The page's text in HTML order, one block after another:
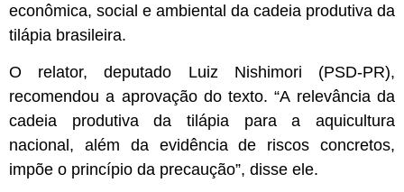
econômica, social e ambiental da cadeia produtiva da
tilápia brasileira.
O relator, deputado Luiz Nishimori (PSD-PR),
recomendou a aprovação do texto. “A relevância da
cadeia produtiva da tilápia para a aquicultura
nacional, além da evidência de riscos concretos,
impõe o princípio da precaução”, disse ele.